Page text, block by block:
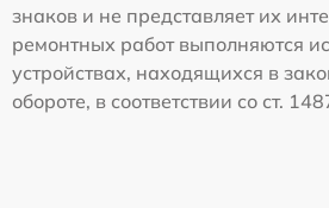
знаков и не представляет их
ремонтных работ выполняются
устройствах, находящихся в
обороте, в соответствии со ст.